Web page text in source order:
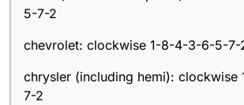
5-7-2
chevrolet: clockwise 1-8-4-3-6-5-7-
chrysler (including hemi):
7-2